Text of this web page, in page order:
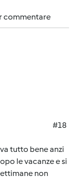
commentare
#18
tutto bene anzi
le vacanze e si
non